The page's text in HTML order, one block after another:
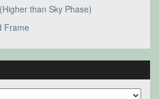
than Sky Phase)
Frame